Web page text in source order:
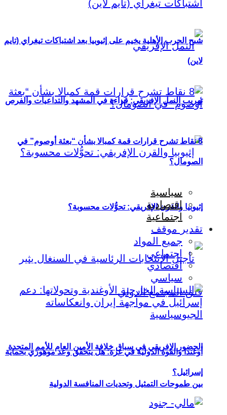
تهريب النمل الإفريقي: قراءة في المشهد والتداعيات والفرص
إثيوبيا والقرن الإفريقي: تحوُّلات محسوبة؟
الحضور الإفريقي في سباق خلافة الأمين العام للأمم المتحدة
بين طموحات التمثيل وتحديات المنافسة الدولية
شبح الحرب الأهلية يخيم على إثيوبيا بعد اشتباكات تيغراي (تايم
لاين)
8 نقاط تشرح قرارات قمة كمبالا بشأن “بعثة أوصوم” في
الصومال؟
سياسية
اقتصادية
اجتماعية
تقدير موقف
جميع المواد
اجتماعي
اقتصادي
سياسي
أوغندا والقوة الدولية في غزة: هل يتحقق وعد موهوزي بحماية
إسرائيل؟